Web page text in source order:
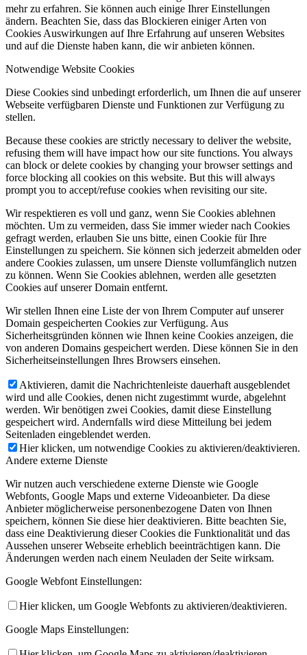
mehr zu erfahren. Sie können auch einige Ihrer Einstellungen
ändern. Beachten Sie, dass das Blockieren einiger Arten von
Cookies Auswirkungen auf Ihre Erfahrung auf unseren Websites
und auf die Dienste haben kann, die wir anbieten können.
Notwendige Website Cookies
Diese Cookies sind unbedingt erforderlich, um Ihnen die auf unserer
Webseite verfügbaren Dienste und Funktionen zur Verfügung zu
stellen.
Because these cookies are strictly necessary to deliver the website,
refusing them will have impact how our site functions. You always
can block or delete cookies by changing your browser settings and
force blocking all cookies on this website. But this will always
prompt you to accept/refuse cookies when revisiting our site.
Wir respektieren es voll und ganz, wenn Sie Cookies ablehnen
möchten. Um zu vermeiden, dass Sie immer wieder nach Cookies
gefragt werden, erlauben Sie uns bitte, einen Cookie für Ihre
Einstellungen zu speichern. Sie können sich jederzeit abmelden oder
andere Cookies zulassen, um unsere Dienste vollumfänglich nutzen
zu können. Wenn Sie Cookies ablehnen, werden alle gesetzten
Cookies auf unserer Domain entfernt.
Wir stellen Ihnen eine Liste der von Ihrem Computer auf unserer
Domain gespeicherten Cookies zur Verfügung. Aus
Sicherheitsgründen können wie Ihnen keine Cookies anzeigen, die
von anderen Domains gespeichert werden. Diese können Sie in den
Sicherheitseinstellungen Ihres Browsers einsehen.
Aktivieren, damit die Nachrichtenleiste dauerhaft ausgeblendet
wird und alle Cookies, denen nicht zugestimmt wurde, abgelehnt
werden. Wir benötigen zwei Cookies, damit diese Einstellung
gespeichert wird. Andernfalls wird diese Mitteilung bei jedem
Seitenladen eingeblendet werden.
Hier klicken, um notwendige Cookies zu aktivieren/deaktivieren.
Andere externe Dienste
Wir nutzen auch verschiedene externe Dienste wie Google
Webfonts, Google Maps und externe Videoanbieter. Da diese
Anbieter möglicherweise personenbezogene Daten von Ihnen
speichern, können Sie diese hier deaktivieren. Bitte beachten Sie,
dass eine Deaktivierung dieser Cookies die Funktionalität und das
Aussehen unserer Webseite erheblich beeinträchtigen kann. Die
Änderungen werden nach einem Neuladen der Seite wirksam.
Google Webfont Einstellungen:
Hier klicken, um Google Webfonts zu aktivieren/deaktivieren.
Google Maps Einstellungen: